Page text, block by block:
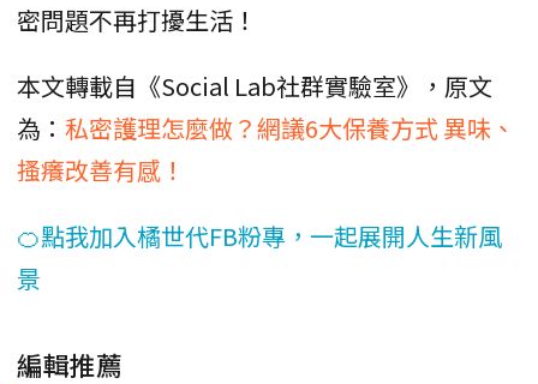
密問題不再打擾生活！
本文轉載自《Social Lab社群實驗室》，原文
為： 私密護理怎麼做？網議6大保養方式 異味、
搔癢改善有感！
🍊點我加入橘世代FB粉專，一起展開人生新風
景
編輯推薦